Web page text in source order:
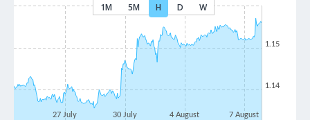
1M 5M H D W
27 July
30 July
4 August
7 August
1.14
1.15